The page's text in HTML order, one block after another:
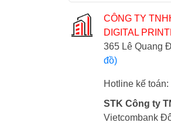
CÔNG TY
DIGITAL
365 Lê Quang
đồ)
Hotline kế toán:
STK Công ty
Vietcombank